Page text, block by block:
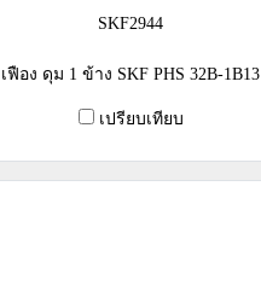
SKF2944
เฟือง ดุม 1 ข้าง SKF PHS 32B-1B13
เปรียบเทียบ